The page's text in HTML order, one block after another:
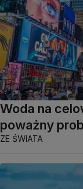
Woda na
poważny
ZE ŚWIATA